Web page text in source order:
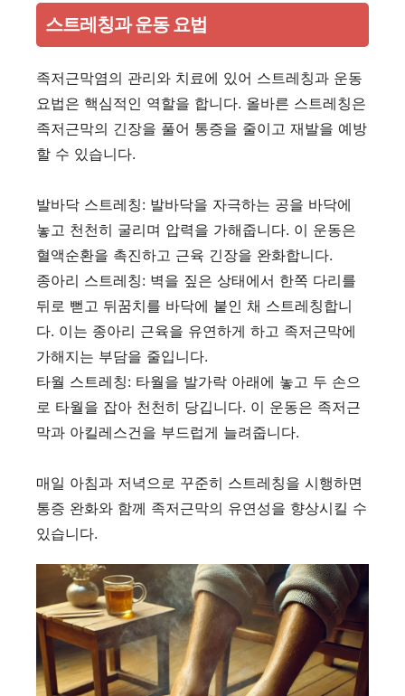
스트레칭과 운동 요법
족저근막염의 관리와 치료에 있어 스트레칭과 운동
요법은 핵심적인 역할을 합니다. 올바른 스트레칭은
족저근막의 긴장을 풀어 통증을 줄이고 재발을 예방
할 수 있습니다.
발바닥 스트레칭: 발바닥을 자극하는 공을 바닥에
놓고 천천히 굴리며 압력을 가해줍니다. 이 운동은
혈액순환을 촉진하고 근육 긴장을 완화합니다.
종아리 스트레칭: 벽을 짚은 상태에서 한쪽 다리를
뒤로 뻗고 뒤꿈치를 바닥에 붙인 채 스트레칭합니
다. 이는 종아리 근육을 유연하게 하고 족저근막에
가해지는 부담을 줄입니다.
타월 스트레칭: 타월을 발가락 아래에 놓고 두 손으
로 타월을 잡아 천천히 당깁니다. 이 운동은 족저근
막과 아킬레스건을 부드럽게 늘려줍니다.
매일 아침과 저녁으로 꾸준히 스트레칭을 시행하면
통증 완화와 함께 족저근막의 유연성을 향상시킬 수
있습니다.